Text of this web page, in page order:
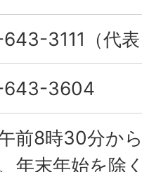
3111（代
3604
前8時30分か
、年末年始を除